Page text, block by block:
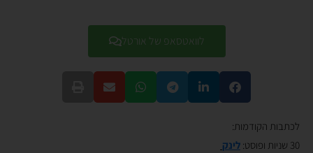
לוואטסאפ של אורטל
לכתבות הקודמות:
30 שניות ופוסט:
לינק